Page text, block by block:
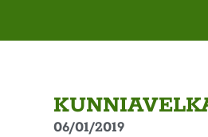
06/01/2019